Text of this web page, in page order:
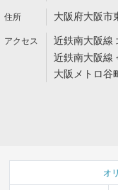
大阪府大阪市
近鉄南大阪線
近鉄南大阪線
大阪メトロ谷
オ